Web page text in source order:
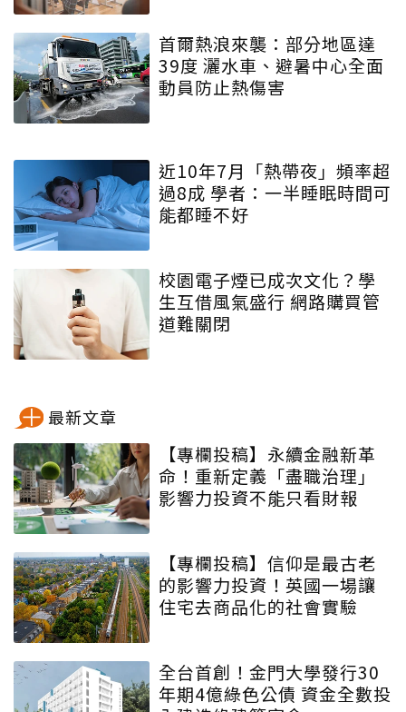
首爾熱浪來襲：部分地區達
39度 灑水車、避暑中心全面
動員防止熱傷害
近10年7月「熱帶夜」頻率超
過8成 學者：一半睡眠時間可
能都睡不好
校園電子煙已成次文化？學
生互借風氣盛行 網路購買管
道難關閉
最新文章
【專欄投稿】永續金融新革
命！重新定義「盡職治理」
影響力投資不能只看財報
【專欄投稿】信仰是最古老
的影響力投資！英國一場讓
住宅去商品化的社會實驗
全台首創！金門大學發行30
年期4億綠色公債 資金全數投